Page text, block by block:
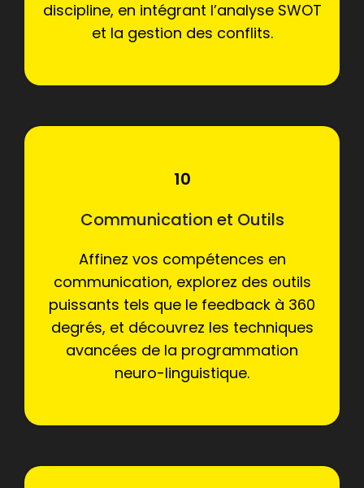
discipline, en intégrant l’analyse SWOT
et la gestion des conflits.
10
Communication et Outils
Affinez vos compétences en
communication, explorez des outils
puissants tels que le feedback à 360
degrés, et découvrez les techniques
avancées de la programmation
neuro-linguistique.